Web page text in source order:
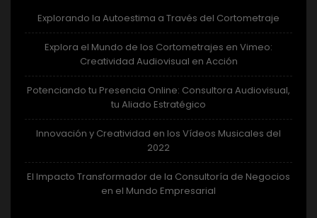
Explorando la Autoestima a Través del Cortometraje
Explora el Mundo de los Cortometrajes en Vimeo:
Creatividad Audiovisual en Acción
Potenciando tu Presencia Online: Consultora Audiovisual,
tu Aliado Estratégico
Innovación y Creatividad en los Vídeos Musicales del
2022
El Impacto Transformador de la Consultoría de Negocios
en el Mundo Empresarial